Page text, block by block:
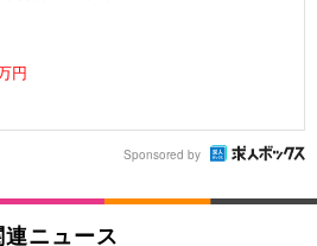
円
Sponsored by
連ニュース